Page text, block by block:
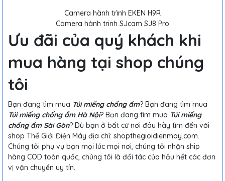
Camera hành trình EKEN H9R
Camera hành trinh SJcam SJ8 Pro
Ưu đãi của quý khách khi
mua hàng tại shop chúng
tôi
Bạn đang tìm mua Túi miếng chống ẩm? Bạn đang tìm mua
Túi miếng chống ẩm Hà Nội? Bạn đang tìm mua Túi miếng
chống ẩm Sài Gòn? Dù bạn ở bất cứ nơi đâu hãy tìm đến với
shop Thế Giới Điện Máy địa chỉ: shopthegioidienmay.com.
Chúng tôi phụ vụ bạn mọi lúc mọi nơi, chúng tôi nhận ship
hàng COD toàn quốc, chúng tôi là đối tác của hầu hết các đơn
vị vận chuyển uy tín.